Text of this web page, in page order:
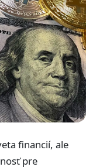
financií, ale
pre